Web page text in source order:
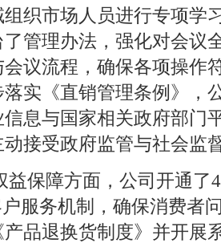
组织市场人员进行专项学
管理办法，强化对会议
议流程，确保各项操作
实《直销管理条例》，
息与国家相关政府部门
接受政府监管与社会监
益保障方面，公司开通了
服务机制，确保消费者
品退换货制度》并开展